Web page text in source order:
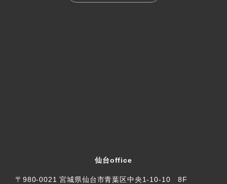
仙台office
〒980-0021 宮城県仙台市青葉区中央1-10-10 8F